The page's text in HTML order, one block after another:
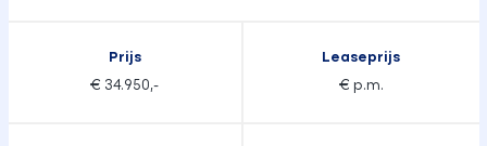
Prijs
€ 34.950,-
Leaseprijs
€ p.m.